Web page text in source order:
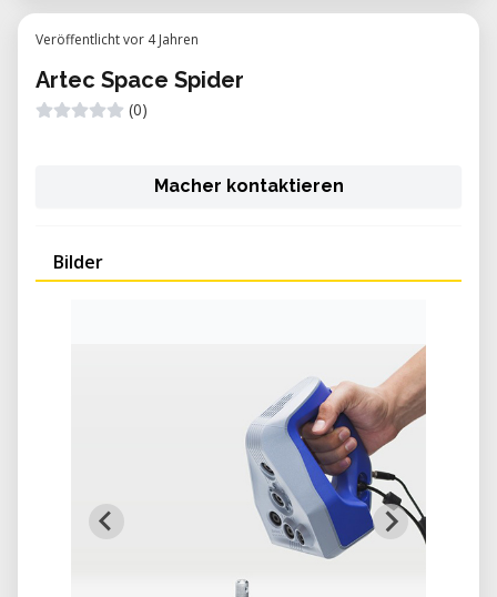
Veröffentlicht vor 4 Jahren
Artec Space Spider
(0)
Macher kontaktieren
Bilder